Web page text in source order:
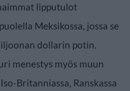
lipputulot
Meksikossa, jossa se
dollarin potin.
menestys myös muun
Britanniassa, Ranskassa